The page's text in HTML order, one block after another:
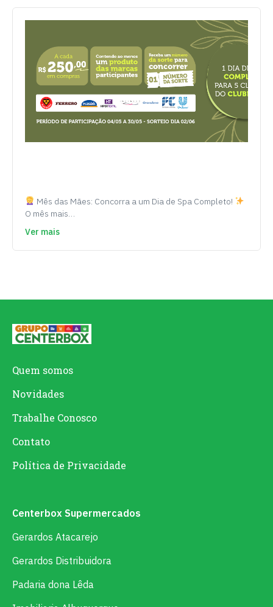
Mês das Mães: Concorra a um Dia de Spa Completo!
O mês mais…
Ver mais
Quem somos
Novidades
Trabalhe Conosco
Contato
Política de Privacidade
Centerbox Supermercados
Gerardos Atacarejo
Gerardos Distribuidora
Padaria dona Lêda